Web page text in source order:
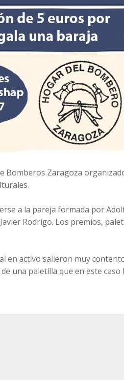
Bomberos Zaragoza
a la pareja formada por
Rodrigo. Los premios,
activo salieron muy
una paletilla que en este